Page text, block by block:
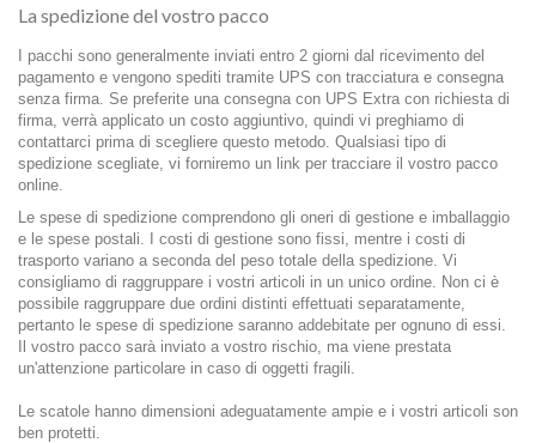
La spedizione del vostro pacco
I pacchi sono generalmente inviati entro 2 giorni dal ricevimento del
pagamento e vengono spediti tramite UPS con tracciatura e consegna
senza firma. Se preferite una consegna con UPS Extra con richiesta di
firma, verrà applicato un costo aggiuntivo, quindi vi preghiamo di
contattarci prima di scegliere questo metodo. Qualsiasi tipo di
spedizione scegliate, vi forniremo un link per tracciare il vostro pacco
online.
Le spese di spedizione comprendono gli oneri di gestione e imballaggio
e le spese postali. I costi di gestione sono fissi, mentre i costi di
trasporto variano a seconda del peso totale della spedizione. Vi
consigliamo di raggruppare i vostri articoli in un unico ordine. Non ci è
possibile raggruppare due ordini distinti effettuati separatamente,
pertanto le spese di spedizione saranno addebitate per ognuno di essi.
Il vostro pacco sarà inviato a vostro rischio, ma viene prestata
un'attenzione particolare in caso di oggetti fragili.
Le scatole hanno dimensioni adeguatamente ampie e i vostri articoli son
ben protetti.